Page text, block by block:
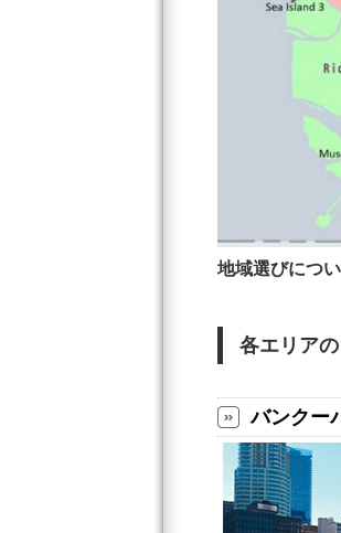
地域選びにつ
各エリア
バンクー